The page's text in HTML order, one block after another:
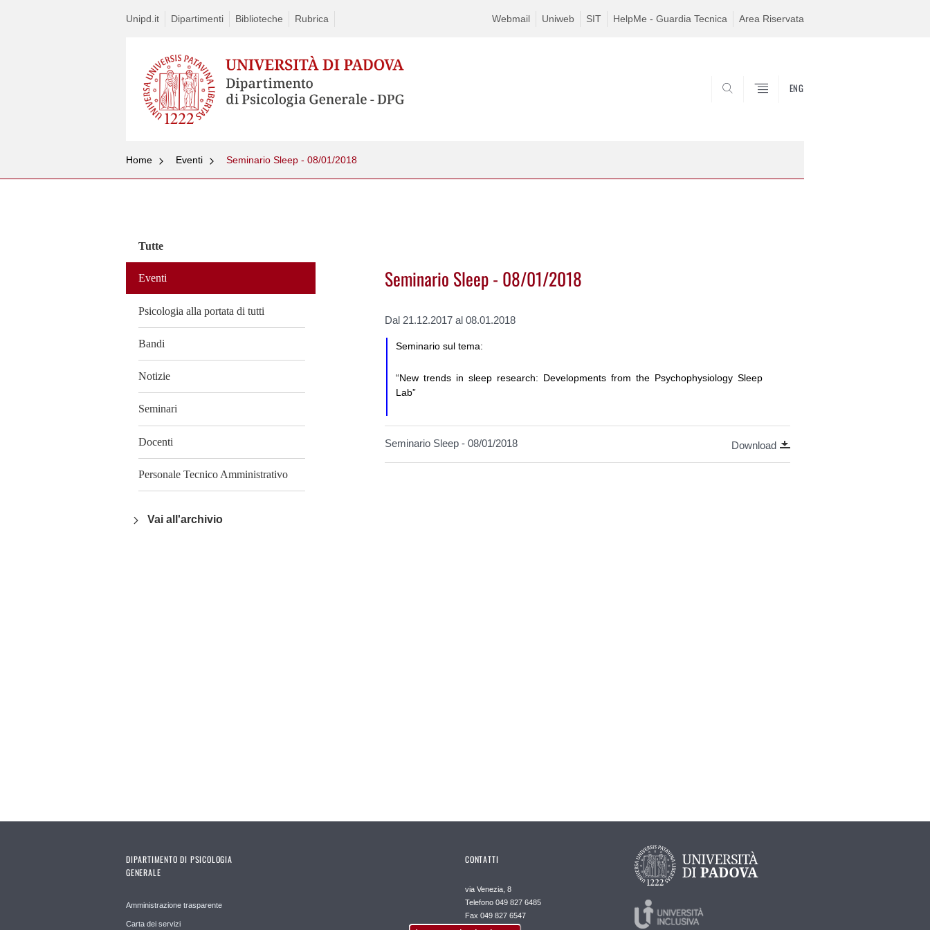
Unipd.it Dipartimenti Biblioteche Rubrica Webmail Uniweb SIT HelpMe - Guardia Tecnica Area Riservata
ENG
Home Eventi Seminario Sleep - 08/01/2018
Tutte
Eventi
Psicologia alla portata di tutti
Bandi
Notizie
Seminari
Docenti
Personale Tecnico Amministrativo
Vai all'archivio
Seminario Sleep - 08/01/2018
Dal 21.12.2017 al 08.01.2018
Seminario sul tema:
“New trends in sleep research: Developments from the Psychophysiology Sleep
Lab”
Seminario Sleep - 08/01/2018 Download
DIPARTIMENTO DI PSICOLOGIA
GENERALE
Amministrazione trasparente
Carta dei servizi
CONTATTI
via Venezia, 8
Telefono 049 827 6485
Fax 049 827 6547